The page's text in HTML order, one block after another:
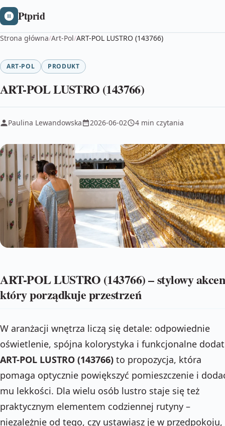
Ptprid
Strona główna/Art-Pol/ART-POL LUSTRO (143766)
ART-POL PRODUKT
ART-POL LUSTRO (143766)
Paulina Lewandowska 2026-06-02 4 min czytania
ART-POL LUSTRO (143766) – stylowy
który porządkuje przestrzeń
W aranżacji wnętrza liczą się detale: odpowiednie
oświetlenie, spójna kolorystyka i funkcjonalne
ART-POL LUSTRO (143766) to propozycja, która
pomaga optycznie powiększyć pomieszczenie i
mu lekkości. Dla wielu osób lustro staje się też
praktycznym elementem codziennej rutyny –
niezależnie od tego, czy ustawiasz je w przedpokoju,